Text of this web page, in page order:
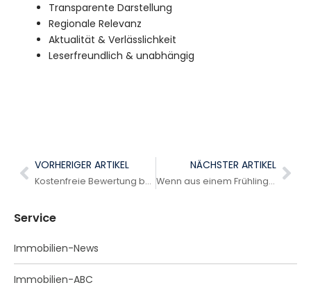
Service
Immobilien-News
Immobilien-ABC
Transparente Darstellung
Regionale Relevanz
Aktualität & Verlässlichkeit
Leserfreundlich & unabhängig
VORHERIGER ARTIKEL
Kostenfreie Bewertung beim Osterbrunnenfest und beim Märzklopfen
NÄCHSTER ARTIKEL
Wenn aus einem Frühlingsbesuch eine richtungsweisende Erkenntnis wird